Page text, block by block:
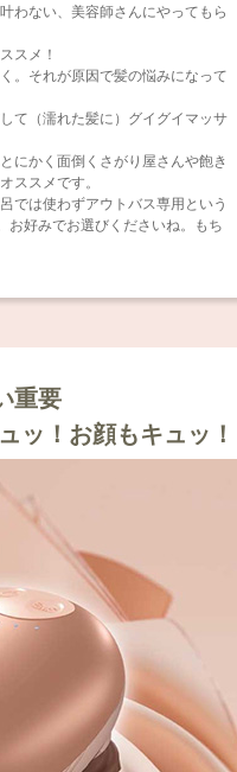
わない、美容師さんにやってもら
スメ！
。それが原因で髪の悩みになって
て（濡れた髪に）グイグイマッサ
にかく面倒くさがり屋さんや飽き
ススメです。
では使わずアウトバス専用という
お好みでお選びくださいね。もち
重要
！お顔もキュッ！